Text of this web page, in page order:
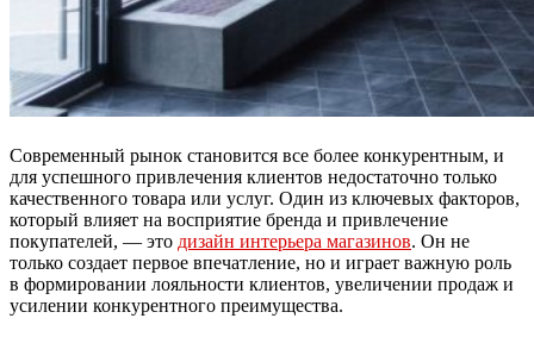
Современный рынок становится все более конкурентным, и
для успешного привлечения клиентов недостаточно только
качественного товара или услуг. Один из ключевых факторов,
который влияет на восприятие бренда и привлечение
покупателей, — это дизайн интерьера магазинов. Он не
только создает первое впечатление, но и играет важную роль
в формировании лояльности клиентов, увеличении продаж и
усилении конкурентного преимущества.